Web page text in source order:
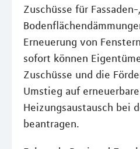
Zuschüsse für
Erneuerung von
sofort können
Zuschüsse und die
Umstieg auf
Heizungsaustausch bei
beantragen.